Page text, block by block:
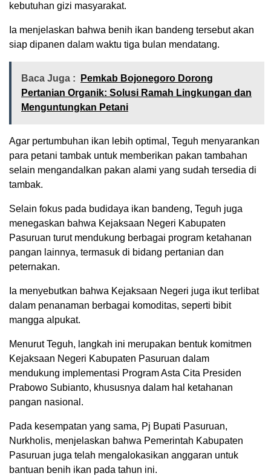
kebutuhan gizi masyarakat.
Ia menjelaskan bahwa benih ikan bandeng tersebut akan
siap dipanen dalam waktu tiga bulan mendatang.
Baca Juga :
Pemkab Bojonegoro Dorong
Pertanian Organik: Solusi Ramah Lingkungan dan
Menguntungkan Petani
Agar pertumbuhan ikan lebih optimal, Teguh menyarankan
para petani tambak untuk memberikan pakan tambahan
selain mengandalkan pakan alami yang sudah tersedia di
tambak.
Selain fokus pada budidaya ikan bandeng, Teguh juga
menegaskan bahwa Kejaksaan Negeri Kabupaten
Pasuruan turut mendukung berbagai program ketahanan
pangan lainnya, termasuk di bidang pertanian dan
peternakan.
Ia menyebutkan bahwa Kejaksaan Negeri juga ikut terlibat
dalam penanaman berbagai komoditas, seperti bibit
mangga alpukat.
Menurut Teguh, langkah ini merupakan bentuk komitmen
Kejaksaan Negeri Kabupaten Pasuruan dalam
mendukung implementasi Program Asta Cita Presiden
Prabowo Subianto, khususnya dalam hal ketahanan
pangan nasional.
Pada kesempatan yang sama, Pj Bupati Pasuruan,
Nurkholis, menjelaskan bahwa Pemerintah Kabupaten
Pasuruan juga telah mengalokasikan anggaran untuk
bantuan benih ikan pada tahun ini.